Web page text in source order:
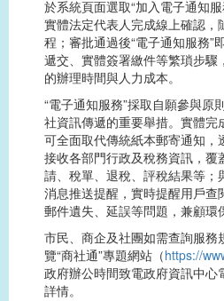
於系統頁面選取“加入電子通知
實體法定代表人完成線上確認，
程；審批通過後“電子通知服務”
遞交、實體簽署繳件等繁瑣步驟
的辦理時間與人力成本。
“電子通知服務”採取自願參與原
社資訊傳遞的重要舉措。實體完
可全面取代傳統紙本郵寄通知，
接收各部門行政及稅務資訊，覆
請、稅單、退稅、評稅結果等；
消息推送提醒，實時提醒用戶查
郵件遺失、延誤等問題，兼顧環
市民、商企及社團如需查詢服務
覽“商社通”專題網站（https://
政府辦公時間致電政府資訊中
詳情。